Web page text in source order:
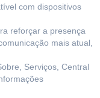
com dispositivos
reforçar a presença
mais atual,
Serviços, Central